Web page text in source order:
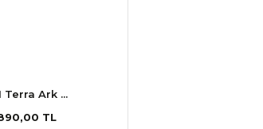
Terra Ark ...
TL